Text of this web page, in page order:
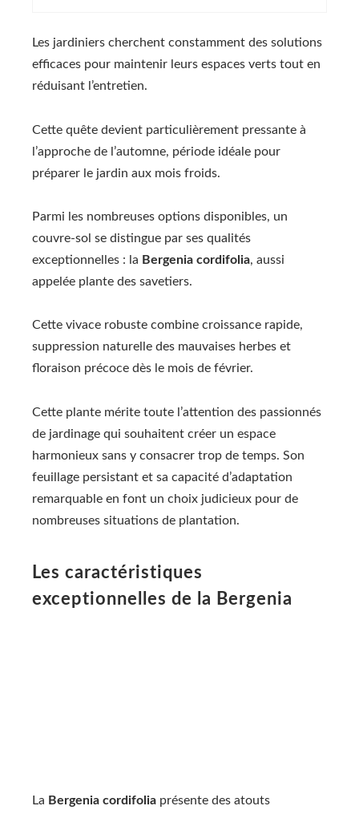
Les jardiniers cherchent constamment des solutions
efficaces pour maintenir leurs espaces verts tout en
réduisant l’entretien.
Cette quête devient particulièrement pressante à
l’approche de l’automne, période idéale pour
préparer le jardin aux mois froids.
Parmi les nombreuses options disponibles, un
couvre-sol se distingue par ses qualités
exceptionnelles : la Bergenia cordifolia, aussi
appelée plante des savetiers.
Cette vivace robuste combine croissance rapide,
suppression naturelle des mauvaises herbes et
floraison précoce dès le mois de février.
Cette plante mérite toute l’attention des passionnés
de jardinage qui souhaitent créer un espace
harmonieux sans y consacrer trop de temps. Son
feuillage persistant et sa capacité d’adaptation
remarquable en font un choix judicieux pour de
nombreuses situations de plantation.
Les caractéristiques
exceptionnelles de la Bergenia
La Bergenia cordifolia présente des atouts